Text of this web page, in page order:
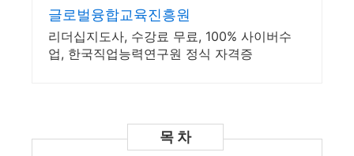
100% 온라인강의!
글로벌융합교육진흥원
리더십지도사, 수강료 무료, 100% 사이버수
업, 한국직업능력연구원 정식 자격증